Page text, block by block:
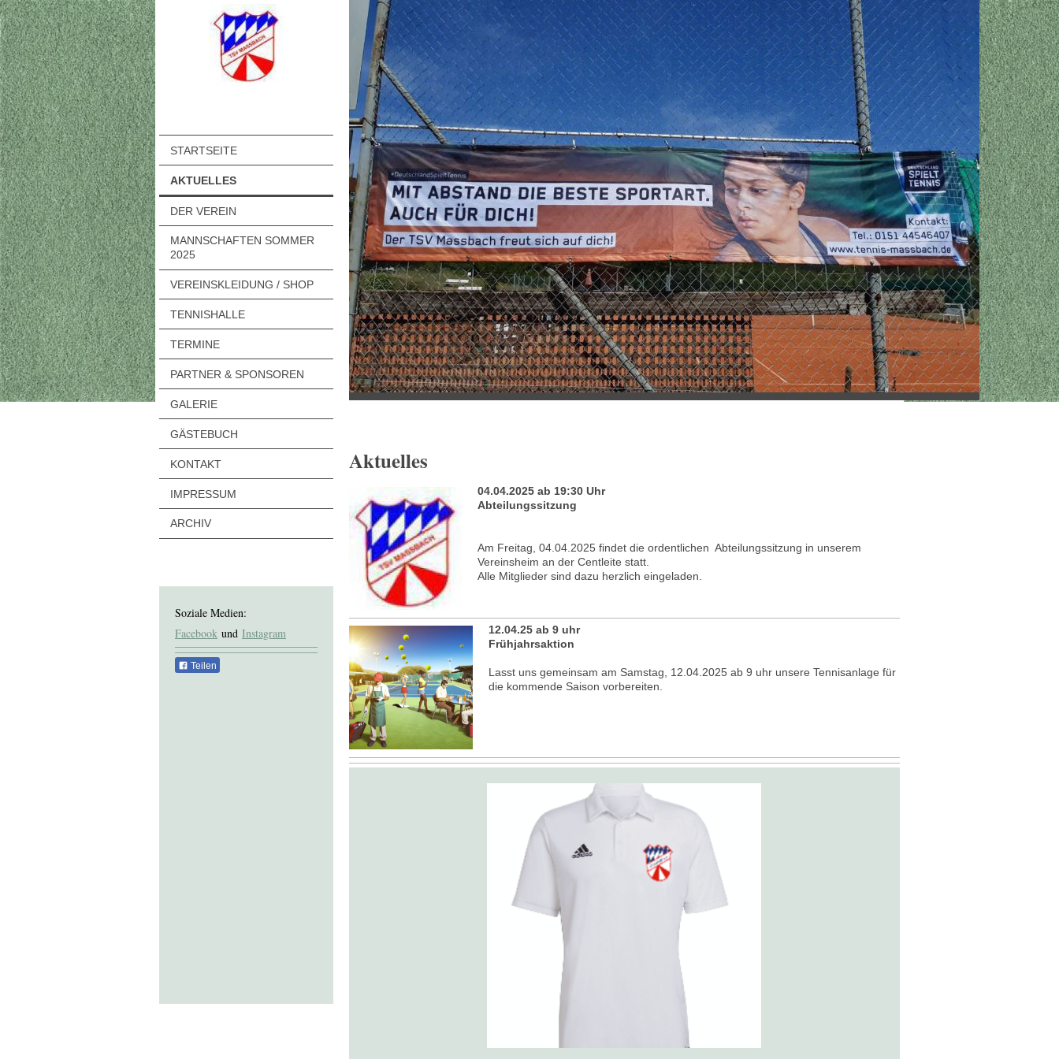
STARTSEITE
AKTUELLES
DER VEREIN
MANNSCHAFTEN SOMMER
2025
VEREINSKLEIDUNG / SHOP
TENNISHALLE
TERMINE
PARTNER & SPONSOREN
GALERIE
GÄSTEBUCH
KONTAKT
IMPRESSUM
ARCHIV
Soziale Medien:
Facebook und Instagram
Teilen
Aktuelles
04.04.2025 ab 19:30 Uhr
Abteilungssitzung
Am Freitag, 04.04.2025 findet die ordentlichen Abteilungssitzung in unserem
Vereinsheim an der Centleite statt.
Alle Mitglieder sind dazu herzlich eingeladen.
12.04.25 ab 9 uhr
Frühjahrsaktion
Lasst uns gemeinsam am Samstag, 12.04.2025 ab 9 uhr unsere Tennisanlage für
die kommende Saison vorbereiten.